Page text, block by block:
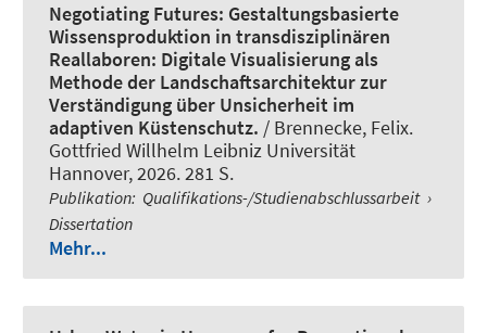
Negotiating Futures: Gestaltungsbasierte
Wissensproduktion in transdisziplinären
Reallaboren: Digitale Visualisierung als
Methode der Landschaftsarchitektur zur
Verständigung über Unsicherheit im
adaptiven Küstenschutz. / Brennecke, Felix.
Gottfried Willhelm Leibniz Universität
Hannover, 2026. 281 S.
Publikation: Qualifikations-/Studienabschlussarbeit ›
Dissertation
Mehr...